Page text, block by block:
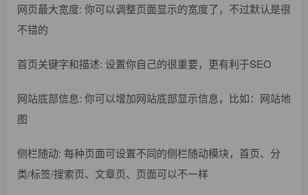
网页最大宽度: 你可以调整页面显示的宽度了，不过默认是很
不错的
首页关键字和描述: 设置你自己的很重要，更有利于SEO
网站底部信息: 你可以增加网站底部显示信息，比如：网站地
图
侧栏随动: 每种页面可设置不同的侧栏随动模块，首页、分
类/标签/搜索页、文章页、页面可以不一样